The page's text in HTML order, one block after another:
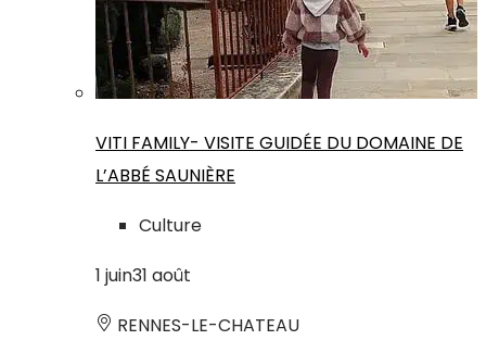
VITI FAMILY- VISITE GUIDÉE DU DOMAINE DE
L’ABBÉ SAUNIÈRE
Culture
1 juin31 août
RENNES-LE-CHATEAU